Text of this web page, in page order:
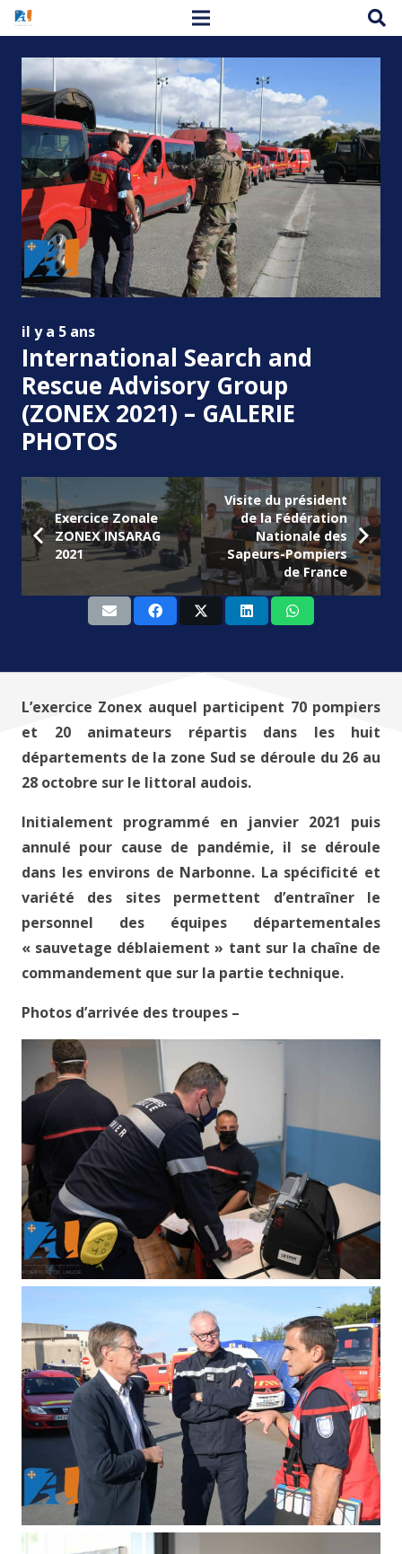
il y a 5 ans
International Search and
Rescue Advisory Group
(ZONEX 2021) – GALERIE
PHOTOS
Exercice Zonale
ZONEX INSARAG
2021
Visite du président
de la Fédération
Nationale des
Sapeurs-Pompiers
de France
L’exercice Zonex auquel participent 70 pompiers
et 20 animateurs répartis dans les huit
départements de la zone Sud se déroule du 26 au
28 octobre sur le littoral audois.
Initialement programmé en janvier 2021 puis
annulé pour cause de pandémie, il se déroule
dans les environs de Narbonne. La spécificité et
variété des sites permettent d’entraîner le
personnel des équipes départementales
« sauvetage déblaiement » tant sur la chaîne de
commandement que sur la partie technique.
Photos d’arrivée des troupes –